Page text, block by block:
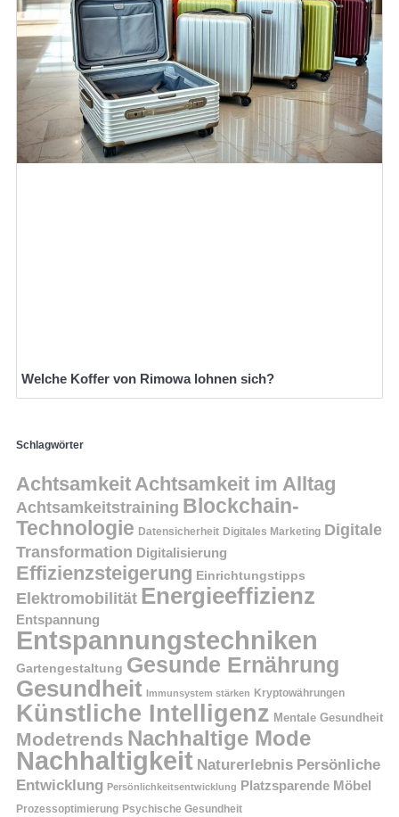
Welche Koffer von Rimowa lohnen sich?
Schlagwörter
AchtsamkeitAchtsamkeit im Alltag
Achtsamkeitstraining Blockchain-
Technologie Datensicherheit Digitales Marketing Digitale
Transformation Digitalisierung
Effizienzsteigerung Einrichtungstipps
Elektromobilität Energieeffizienz
Entspannung
Entspannungstechniken
Gartengestaltung Gesunde Ernährung
Gesundheit Immunsystem stärken Kryptowährungen
Künstliche Intelligenz Mentale Gesundheit
Modetrends Nachhaltige Mode
Nachhaltigkeit Naturerlebnis Persönliche
Entwicklung Persönlichkeitsentwicklung Platzsparende Möbel
Prozessoptimierung Psychische Gesundheit